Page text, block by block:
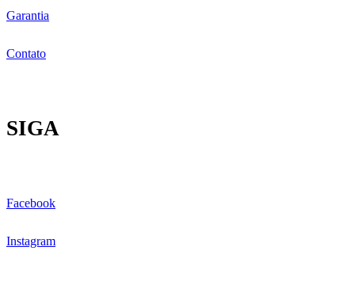
Garantia
Contato
SIGA
Facebook
Instagram